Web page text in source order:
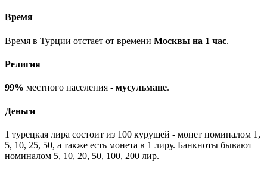
Время
Время в Турции отстает от времени Москвы на 1 час.
Религия
99% местного населения - мусульмане.
Деньги
1 турецкая лира состоит из 100 курушей - монет номиналом 1,
5, 10, 25, 50, а также есть монета в 1 лиру. Банкноты бывают
номиналом 5, 10, 20, 50, 100, 200 лир.